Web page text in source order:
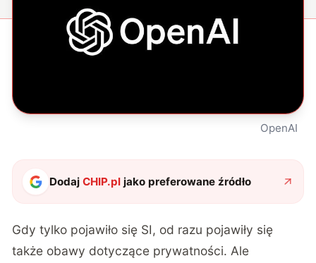
OpenAI
DodajCHIP.pl jako preferowane źródło
Gdy tylko pojawiło się SI, od razu pojawiły się
także obawy dotyczące prywatności. Ale